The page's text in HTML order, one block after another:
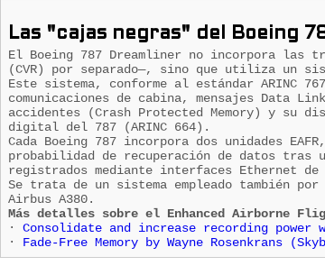
Las "cajas negras" del Boeing
El Boeing 787 Dreamliner no incorpora las
(CVR) por separado—, sino que utiliza un
Este sistema, conforme al estándar ARINC
comunicaciones de cabina, mensajes Data
accidentes (Crash Protected Memory) y su
digital del 787 (ARINC 664).
Cada Boeing 787 incorpora dos unidades
probabilidad de recuperación de datos tras
registrados mediante interfaces Ethernet
Se trata de un sistema empleado también
Airbus A380.
Más detalles sobre el Enhanced Airborne
· Consolidate and increase recording power
· Fade-Free Memory by Wayne Rosenkrans